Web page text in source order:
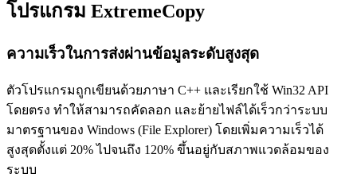
โปรแกรม ExtremeCopy
ความเร็วในการส่งผ่านข้อมูลระดับสูงสุด
ตัวโปรแกรมถูกเขียนด้วยภาษา C++ และเรียกใช้ Win32 API
โดยตรง ทำให้สามารถคัดลอก และย้ายไฟล์ได้เร็วกว่าระบบ
มาตรฐานของ Windows (File Explorer) โดยเพิ่มความเร็วได้
สูงสุดตั้งแต่ 20% ไปจนถึง 120% ขึ้นอยู่กับสภาพแวดล้อมของ
ระบบ